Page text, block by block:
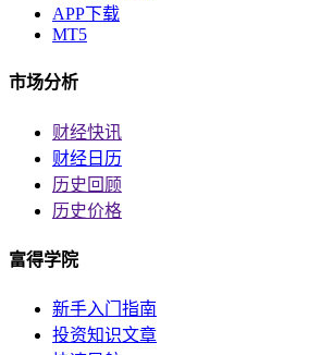
APP下载
MT5
市场分析
财经快讯
财经日历
历史回顾
历史价格
富得学院
新手入门指南
投资知识文章